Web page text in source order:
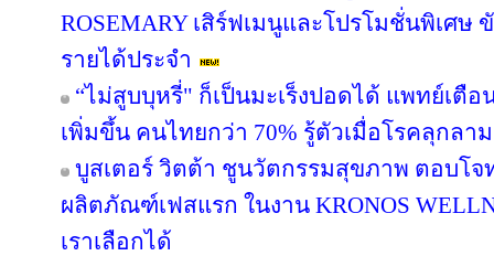
ROSEMARY เสิร์ฟเมนูและโปรโมชั่นพิเศษ
รายได้ประจำ
“ไม่สูบบุหรี่" ก็เป็นมะเร็งปอดได้ แพทย์เตื
เพิ่มขึ้น คนไทยกว่า 70% รู้ตัวเมื่อโรคลุกลาม
บูสเตอร์ วิตต้า ชูนวัตกรรมสุขภาพ ตอบโ
ผลิตภัณฑ์เฟสแรก ในงาน KRONOS
เราเลือกได้